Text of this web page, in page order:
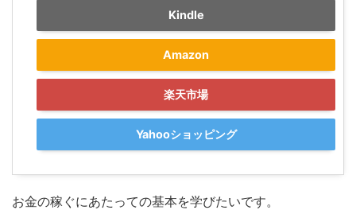
Kindle
Amazon
楽天市場
Yahooショッピング
お金の稼ぐにあたっての基本を学びたいです。